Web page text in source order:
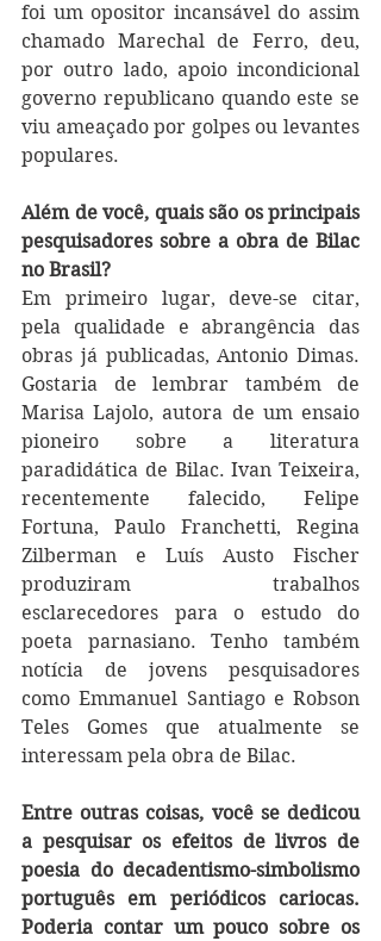
foi um opositor incansável do assim
chamado Marechal de Ferro, deu,
por outro lado, apoio incondicional
governo republicano quando este se
viu ameaçado por golpes ou levantes
populares.
Além de você, quais são os principais
pesquisadores sobre a obra de Bilac
no Brasil?
Em primeiro lugar, deve-se citar,
pela qualidade e abrangência das
obras já publicadas, Antonio Dimas.
Gostaria de lembrar também de
Marisa Lajolo, autora de um ensaio
pioneiro sobre a literatura
paradidática de Bilac. Ivan Teixeira,
recentemente falecido, Felipe
Fortuna, Paulo Franchetti, Regina
Zilberman e Luís Austo Fischer
produziram trabalhos
esclarecedores para o estudo do
poeta parnasiano. Tenho também
notícia de jovens pesquisadores
como Emmanuel Santiago e Robson
Teles Gomes que atualmente se
interessam pela obra de Bilac.
Entre outras coisas, você se dedicou
a pesquisar os efeitos de livros de
poesia do decadentismo-simbolismo
português em periódicos cariocas.
Poderia contar um pouco sobre os